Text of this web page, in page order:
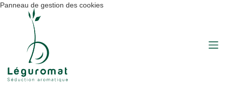
Panneau de gestion des cookies